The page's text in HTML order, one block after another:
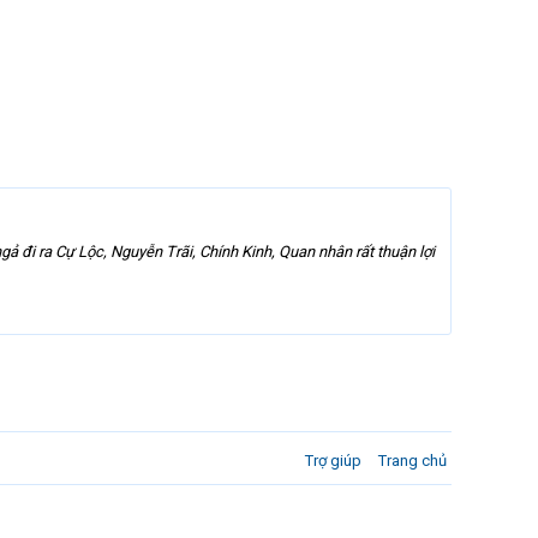
đi ra Cự Lộc, Nguyễn Trãi, Chính Kinh, Quan nhân rất thuận lợi
Trợ giúp Trang chủ